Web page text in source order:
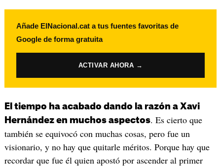
Añade ElNacional.cat a tus fuentes favoritas de
Google de forma gratuita
ACTIVAR AHORA →
El tiempo ha acabado dando la razón a Xavi
Hernández en muchos aspectos. Es cierto que
también se equivocó con muchas cosas, pero fue un
visionario, y no hay que quitarle méritos. Porque hay que
recordar que fue él quien apostó por ascender al primer